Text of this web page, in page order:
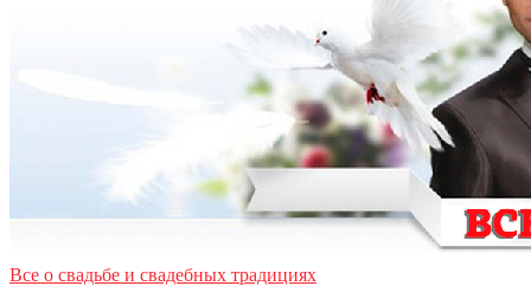
Все о свадьбе и свадебных традициях